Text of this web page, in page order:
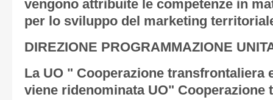
vengono attribuite le competenze in
per lo sviluppo del marketing
DIREZIONE PROGRAMMAZIONE
La UO " Cooperazione transfrontaliera
viene ridenominata UO" Cooperazione